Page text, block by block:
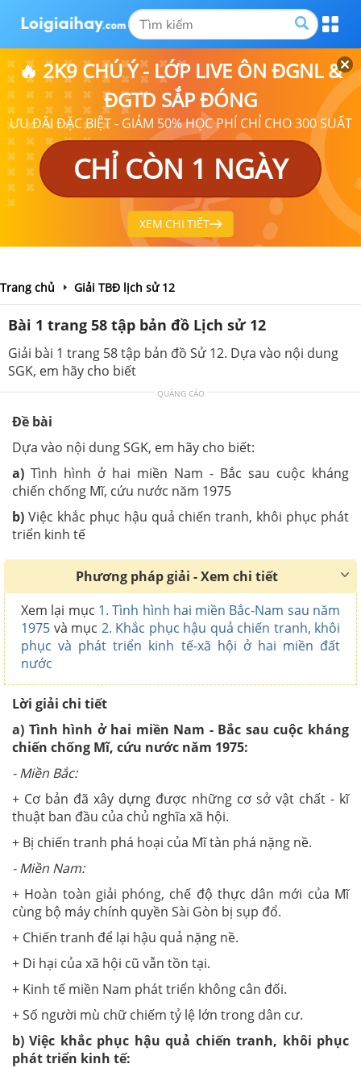
🔥 2K9 CHÚ Ý - LỚP LIVE ÔN ĐGNL &
ĐGTD SẮP ĐÓNG
ƯU ĐÃI ĐẶC BIỆT - GIẢM 50% HỌC PHÍ CHỈ CHO 300 SUẤT
CHỈ CÒN 1 NGÀY
XEM CHI TIẾT
Trang chủ Giải TBĐ lịch sử 12
Bài 1 trang 58 tập bản đồ Lịch sử 12
Giải bài 1 trang 58 tập bản đồ Sử 12. Dựa vào nội dung
SGK, em hãy cho biết
QUẢNG CÁO
Đề bài
Dựa vào nội dung SGK, em hãy cho biết:
a) Tình hình ở hai miền Nam - Bắc sau cuộc kháng
chiến chống Mĩ, cứu nước năm 1975
b) Việc khắc phục hậu quả chiến tranh, khôi phục phát
triển kinh tế
Phương pháp giải - Xem chi tiết
Xem lại mục 1. Tình hình hai miền Bắc-Nam sau năm
1975 và mục 2. Khắc phục hậu quả chiến tranh, khôi
phục và phát triển kinh tế-xã hội ở hai miền đất
nước
Lời giải chi tiết
a) Tình hình ở hai miền Nam - Bắc sau cuộc kháng
chiến chống Mĩ, cứu nước năm 1975:
- Miền Bắc:
+ Cơ bản đã xây dựng được những cơ sở vật chất - kĩ
thuật ban đầu của chủ nghĩa xã hội.
+ Bị chiến tranh phá hoại của Mĩ tàn phá nặng nề.
- Miền Nam:
+ Hoàn toàn giải phóng, chế độ thực dân mới của Mĩ
cùng bộ máy chính quyền Sài Gòn bị sụp đổ.
+ Chiến tranh để lại hậu quả nặng nề.
+ Di hại của xã hội cũ vẫn tồn tại.
+ Kinh tế miền Nam phát triển không cân đối.
+ Số người mù chữ chiếm tỷ lệ lớn trong dân cư.
b) Việc khắc phục hậu quả chiến tranh, khôi phục
phát triển kinh tế: